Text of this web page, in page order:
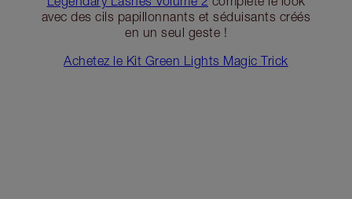
avec des cils papillonnants et séduisants créés
en un seul geste !
Achetez le Kit Green Lights Magic Trick